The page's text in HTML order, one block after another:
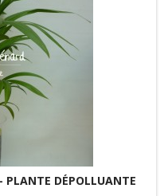
PLANTE DÉPOLLUANTE